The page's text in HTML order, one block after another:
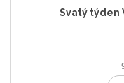
Svatý týden